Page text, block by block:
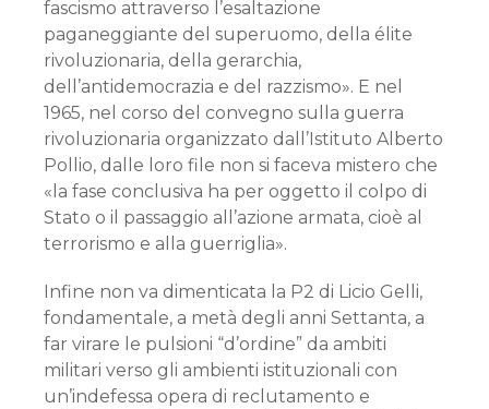
fascismo attraverso l’esaltazione
paganeggiante del superuomo, della élite
rivoluzionaria, della gerarchia,
dell’antidemocrazia e del razzismo». E nel
1965, nel corso del convegno sulla guerra
rivoluzionaria organizzato dall’Istituto Alberto
Pollio, dalle loro file non si faceva mistero che
«la fase conclusiva ha per oggetto il colpo di
Stato o il passaggio all’azione armata, cioè al
terrorismo e alla guerriglia».
Infine non va dimenticata la P2 di Licio Gelli,
fondamentale, a metà degli anni Settanta, a
far virare le pulsioni “d’ordine” da ambiti
militari verso gli ambienti istituzionali con
un’indefessa opera di reclutamento e